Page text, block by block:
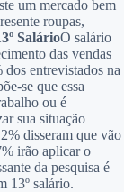
um mercado bem
roupas,
SalárioO salário
das vendas
entrevistados na
se que essa
ou é
sua situação
disseram que vão
irão aplicar o
da pesquisa é
13º salário.